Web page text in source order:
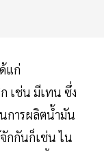
แก่
เช่น มีเทน ซึ่ง
การผลิตนํ้ามัน
กกันก็เช่น ไน